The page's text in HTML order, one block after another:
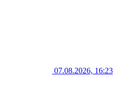
07.08.2026, 16:23